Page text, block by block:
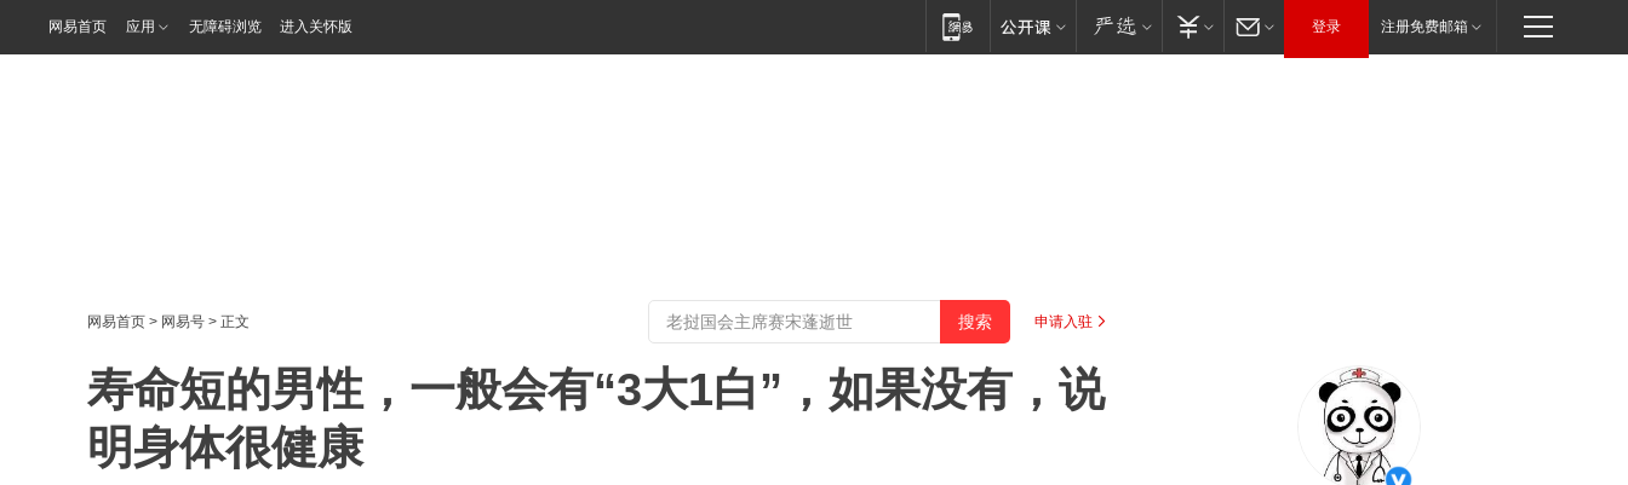
网易首页 应用 无障碍浏览 进入关怀版 登录 注册免费邮箱
网易首页 > 网易号 > 正文 申请入驻
寿命短的男性，一般会有“3大1白”，如果没有，说
明身体很健康